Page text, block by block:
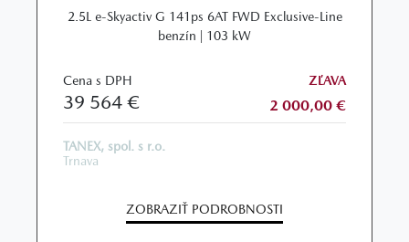
2.5L e‑Skyactiv G 141ps 6AT FWD Exclusive‑Line
benzín | 103 kW
Cena s DPH
39 564 €
ZĽAVA
2 000,00 €
TANEX, spol. s r.o.
Trnava
ZOBRAZIŤ PODROBNOSTI